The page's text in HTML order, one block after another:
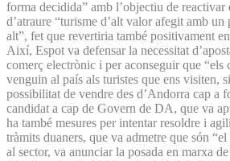
forma decidida” amb l’objectiu de reactivar
d’atraure “turisme d’alt valor afegit amb
alt”, fet que revertiria també positivament
Així, Espot va defensar la necessitat
comerç electrònic i per aconseguir que “els
venguin al país als turistes que ens visiten,
possibilitat de vendre des d’Andorra cap a
candidat a cap de Govern de DA, que va
ha també mesures per intentar resoldre i
tràmits duaners, que va admetre que són
al sector, va anunciar la posada en marxa